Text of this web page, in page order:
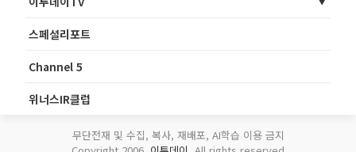
스페셜리포트
Channel 5
위너스IR클럽
무단전재 및 수집, 복사, 재배포, AI학습 이용 금지